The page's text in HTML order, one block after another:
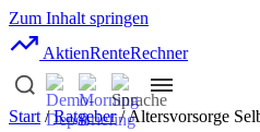
Zum Inhalt springen
AktienRenteRechner
Start /Ratgeber/ Altersvorsorge